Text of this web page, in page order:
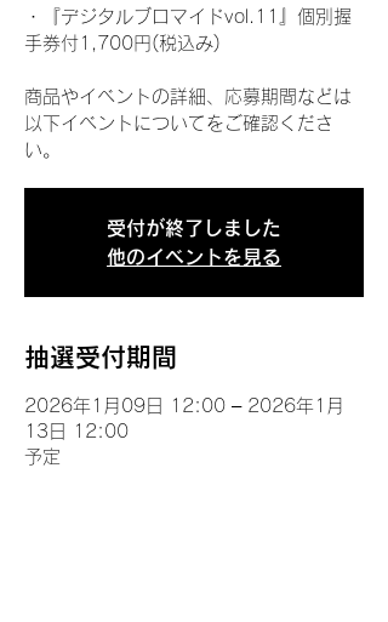
・『デジタルブロマイドvol.11』個別握
手券付1,700円(税込み)
商品やイベントの詳細、応募期間などは
以下イベントについてをご確認くださ
い。
受付が終了しました
他のイベントを見る
抽選受付期間
2026年1月09日 12:00 – 2026年1月
13日 12:00
予定